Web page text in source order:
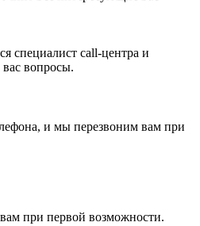
специалист call-центра и
вопросы.
и мы перезвоним вам при
при первой возможности.